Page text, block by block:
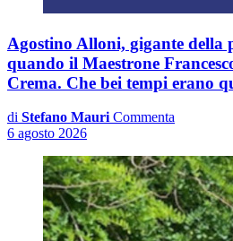
Agostino Alloni, gigante della
quando il Maestrone
Crema. Che bei tempi erano
di Stefano Mauri Commenta
6 agosto 2026